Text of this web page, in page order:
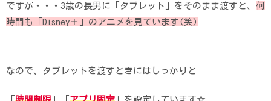
ですが・・・3歳の長男に「タブレット」をそのまま渡すと、 何
時間も「Disney＋」のアニメを見ています(笑)
なので、タブレットを渡すときにはしっかりと